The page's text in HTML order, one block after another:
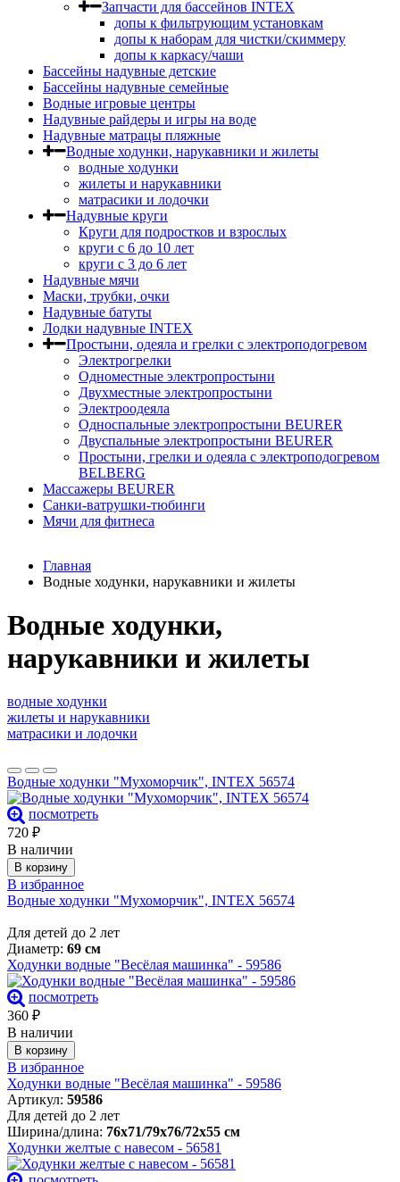
Запчасти для бассейнов INTEX
допы к фильтрующим установкам
допы к наборам для чистки/скиммеру
допы к каркасу/чаши
Бассейны надувные детские
Бассейны надувные семейные
Водные игровые центры
Надувные райдеры и игры на воде
Надувные матрацы пляжные
Водные ходунки, нарукавники и жилеты
водные ходунки
жилеты и нарукавники
матрасики и лодочки
Надувные круги
Круги для подростков и взрослых
круги с 6 до 10 лет
круги c 3 до 6 лет
Надувные мячи
Маски, трубки, очки
Надувные батуты
Лодки надувные INTEX
Простыни, одеяла и грелки с электроподогревом
Электрогрелки
Одноместные электропростыни
Двухместные электропростыни
Электроодеяла
Односпальные электропростыни BEURER
Двуспальные электропростыни BEURER
Простыни, грелки и одеяла с электроподогревом
BELBERG
Массажеры BEURER
Санки-ватрушки-тюбинги
Мячи для фитнеса
Главная
Водные ходунки, нарукавники и жилеты
Водные ходунки,
нарукавники и жилеты
водные ходунки
жилеты и нарукавники
матрасики и лодочки
Водные ходунки "Мухоморчик", INTEX 56574
посмотреть
720 ₽
В наличии
В корзину
В избранное
Водные ходунки "Мухоморчик", INTEX 56574
Для детей до 2 лет
Диаметр: 69 см
Ходунки водные "Весёлая машинка" - 59586
посмотреть
360 ₽
В наличии
В корзину
В избранное
Ходунки водные "Весёлая машинка" - 59586
Артикул: 59586
Для детей до 2 лет
Ширина/длина: 76х71/79х76/72х55 см
Ходунки желтые с навесом - 56581